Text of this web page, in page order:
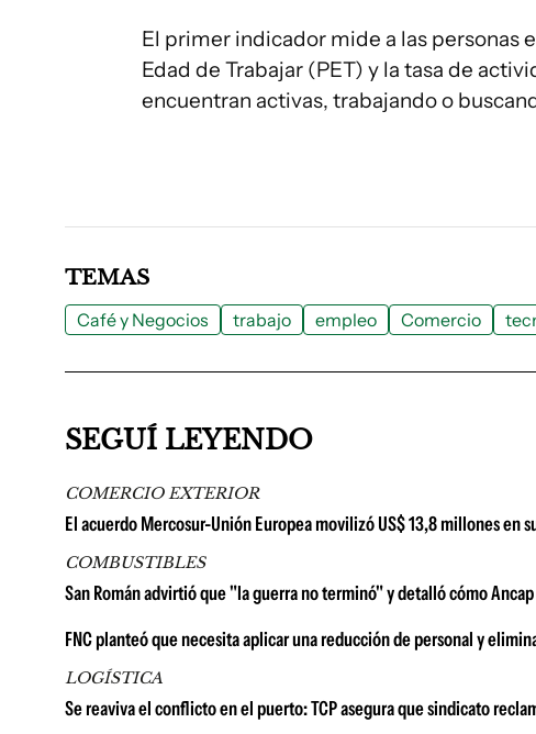
El primer indicador mide a las personas
Edad de Trabajar (PET) y la tasa de
encuentran activas, trabajando o
TEMAS
Café y Negocios trabajo empleo Comercio
SEGUÍ LEYENDO
COMERCIO EXTERIOR
El acuerdo Mercosur-Unión Europea movilizó US$ 13,8 millones en
COMBUSTIBLES
San Román advirtió que "la guerra no terminó" y detalló cómo
FNC planteó que necesita aplicar una reducción de personal y
LOGÍSTICA
Se reaviva el conflicto en el puerto: TCP asegura que sindicato